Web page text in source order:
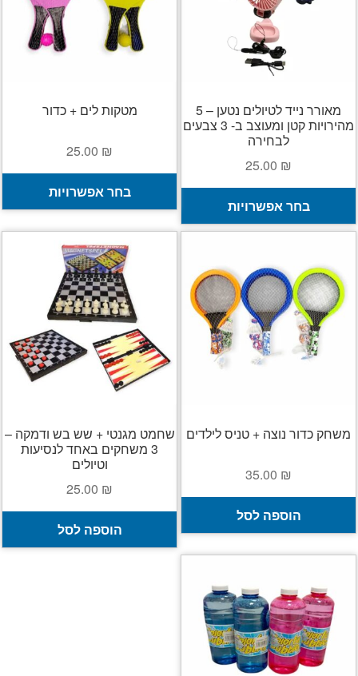
מאורר נייד לטיולים נטען – 5
מהירויות קטן ומעוצב ב- 3 צבעים
לבחירה
25.00 ₪
בחר אפשרויות
יש
האפשרויות
בעמוד
מטקות לים + כדור
25.00 ₪
בחר אפשרויות
משחק כדור נוצה + טניס לילדים
35.00 ₪
הוספה לסל
שחמט מגנטי + שש בש ודמקה –
3 משחקים באחד לנסיעות
וטיולים
25.00 ₪
הוספה לסל